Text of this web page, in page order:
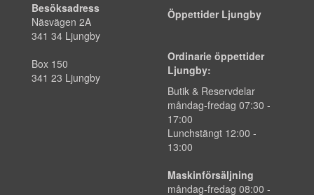
Besöksadress
Näsvägen 2A
341 34 Ljungby
Box 150
341 23 Ljungby
Öppettider Ljungby
Ordinarie öppettider
Ljungby:
Butik & Reservdelar
måndag-fredag 07:30 -
17:00
Lunchstängt 12:00 -
13:00
Maskinförsäljning
måndag-fredag 08:00 -